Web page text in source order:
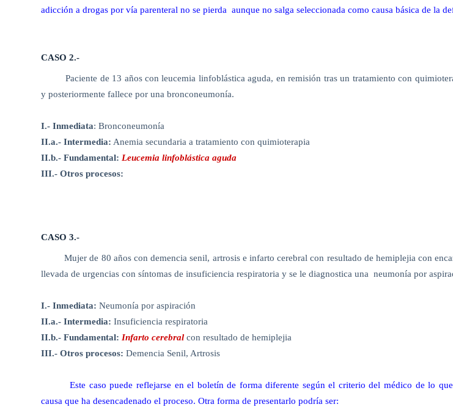
adicción a drogas por vía parenteral no se pierda aunque no salga seleccionada como causa básica de la
CASO 2.-
Paciente de 13 años con leucemia linfoblástica aguda, en remisión tras un tratamiento con
y posteriormente fallece por una bronconeumonía.
I.- Inmediata: Bronconeumonía
II.a.- Intermedia: Anemia secundaria a tratamiento con quimioterapia
II.b.- Fundamental:Leucemia linfoblástica aguda
III.- Otros procesos:
CASO 3.-
Mujer de 80 años con demencia senil, artrosis e infarto cerebral con resultado de hemiplejia con
llevada de urgencias con síntomas de insuficiencia respiratoria y se le diagnostica una neumonía por
I.- Inmediata: Neumonía por aspiración
II.a.- Intermedia: Insuficiencia respiratoria
II.b.- Fundamental: Infarto cerebral con resultado de hemiplejia
III.- Otros procesos:Demencia Senil, Artrosis
Este caso puede reflejarse en el boletín de forma diferente según el criterio del médico de lo
causa que ha desencadenado el proceso. Otra forma de presentarlo podría ser: